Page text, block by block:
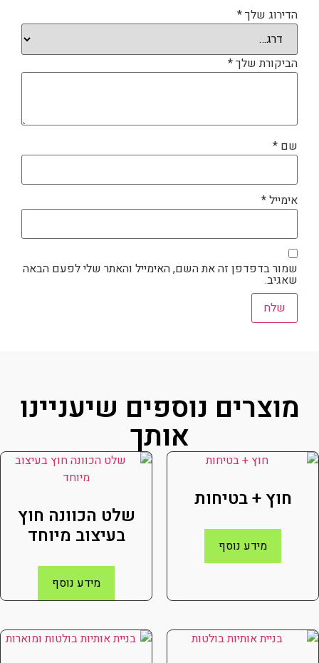
הדירוג שלך*
הביקורת שלך*
שם *
אימייל*
שמור בדפדפן זה את השם, האימייל והאתר שלי לפעם הבאה
שאגיב.
מוצרים נוספים שיעניינו
אותך
חוץ + בטיחות
מידע נוסף
שלט הכוונה חוץ
בעיצוב מיוחד
מידע נוסף